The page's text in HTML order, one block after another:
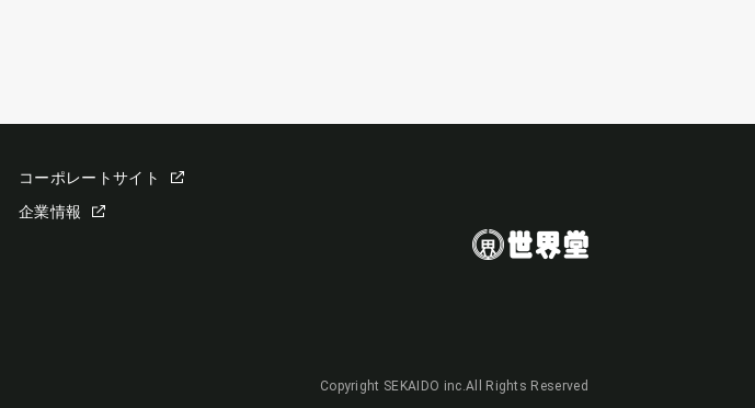
コーポレートサイト
企業情報
Copyright SEKAIDO inc.All Rights Reserved